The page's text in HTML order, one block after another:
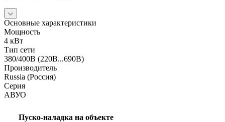
Основные характеристики
Мощность
4 кВт
Тип сети
380/400В (220В...690В)
Производитель
Russia (Россия)
Серия
АВУО
Пуско-наладка на объекте